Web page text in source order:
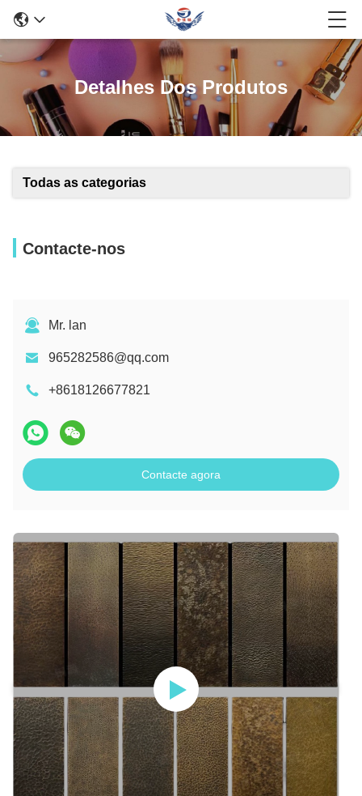
Detalhes Dos Produtos
Todas as categorias
Contacte-nos
Mr. lan
965282586@qq.com
+8618126677821
Contacte agora